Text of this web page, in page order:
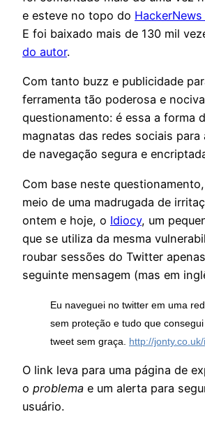
e esteve no topo do HackerNews
E foi baixado mais de 130 mil
do autor.
Com tanto buzz e publicidade
ferramenta tão poderosa e
questionamento: é essa a forma
magnatas das redes sociais para
de navegação segura e
Com base neste
meio de uma madrugada de
ontem e hoje, o Idiocy, um
que se utiliza da mesma
roubar sessões do Twitter
seguinte mensagem (mas em
Eu naveguei no twitter em uma
sem proteção e tudo que
tweet sem graça. http://
O link leva para uma página de
o problema e um alerta para
usuário.